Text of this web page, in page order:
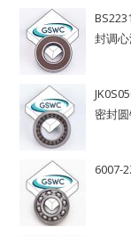
封调
密封
6007-